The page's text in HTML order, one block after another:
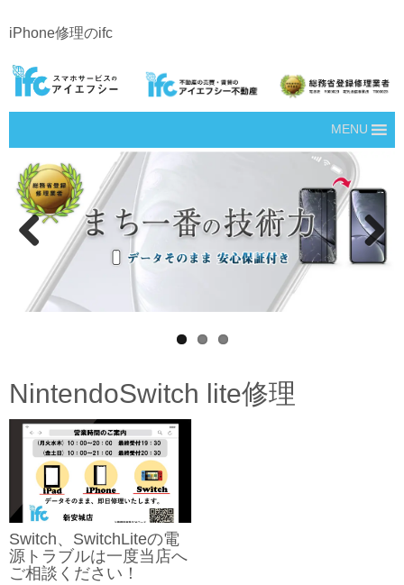
iPhone修理のifc
MENU
Next
NintendoSwitch lite修理
Switch、SwitchLiteの電
源トラブルは一度当店へ
ご相談ください！